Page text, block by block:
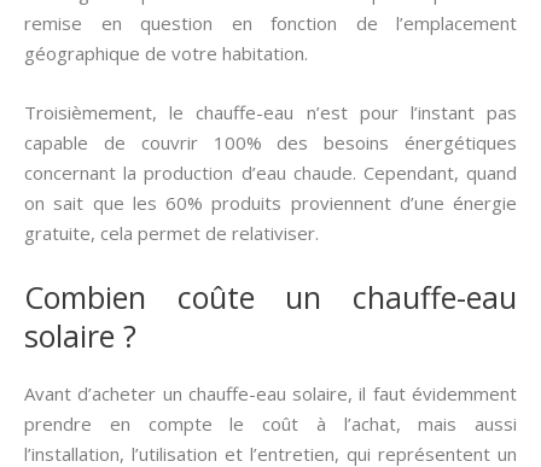
remise en question en fonction de l’emplacement
géographique de votre habitation.
Troisièmement, le chauffe-eau n’est pour l’instant pas
capable de couvrir 100% des besoins énergétiques
concernant la production d’eau chaude. Cependant, quand
on sait que les 60% produits proviennent d’une énergie
gratuite, cela permet de relativiser.
Combien coûte un chauffe-eau
solaire ?
Avant d’acheter un chauffe-eau solaire, il faut évidemment
prendre en compte le coût à l’achat, mais aussi
l’installation, l’utilisation et l’entretien, qui représentent un